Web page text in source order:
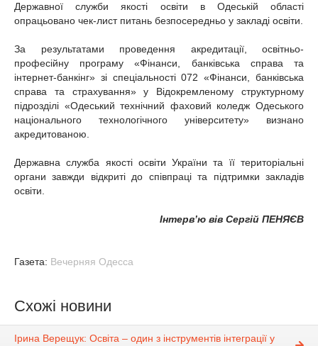
Державної служби якості освіти в Одеській області
опрацьовано чек-лист питань безпосередньо у закладі освіти.
За результатами проведення акредитації, освітньо-
професійну програму «Фінанси, банківська справа та
інтернет-банкінг» зі спеціальності 072 «Фінанси, банківська
справа та страхування» у Відокремленому структурному
підрозділі «Одеський технічний фаховий коледж Одеського
національного технологічного університету» визнано
акредитованою.
Державна служба якості освіти України та її територіальні
органи завжди відкриті до співпраці та підтримки закладів
освіти.
Інтерв’ю вів Сергій ПЕНЯЄВ
Газета: Вечерняя Одесса
Схожі новини
Ірина Верещук: Освіта – один з інструментів інтеграції у